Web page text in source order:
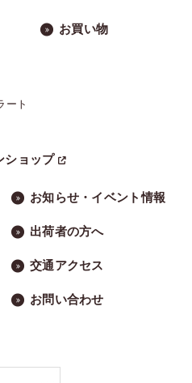
ート
お買い物
ショップ
お知らせ・イベント情報
出荷者の方へ
交通アクセス
お問い合わせ